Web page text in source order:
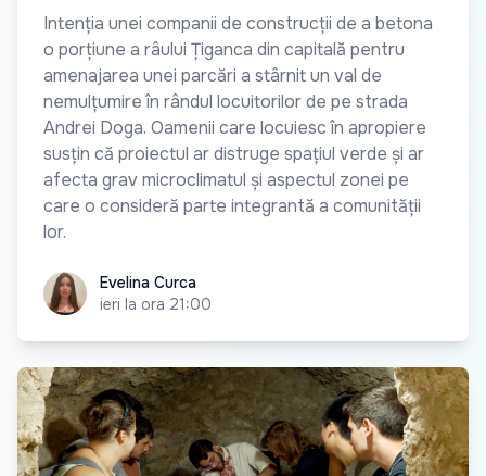
Intenția unei companii de construcții de a betona
o porțiune a râului Țiganca din capitală pentru
amenajarea unei parcări a stârnit un val de
nemulțumire în rândul locuitorilor de pe strada
Andrei Doga. Oamenii care locuiesc în apropiere
susțin că proiectul ar distruge spațiul verde și ar
afecta grav microclimatul și aspectul zonei pe
care o consideră parte integrantă a comunității
lor.
Evelina CurcaEvelina Curca
ieri la ora 21:00